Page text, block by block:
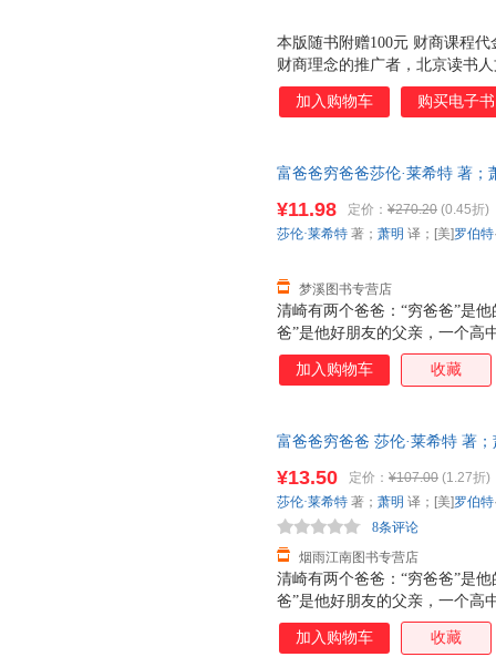
本版随书附赠100元 财商课程
财商理念的推广者，北京读书
面临两个难题。 一 是阅读的时
塔，一本书在读完两个星期后
便于理解和运用。 为了帮助读
财商教育课程。课程按照 学习
的测试与练习，以期能提升您
加入购物车 购买电子书
富爸爸穷爸爸莎伦·莱希特 著
清崎有两个爸爸：“穷爸爸”是
爸”是他好朋友的父亲，一个高
从“穷爸爸”为他设计的人生道
的人生初期。直到1977年，清
爸”截然不同的金钱观和财富观
¥11.98 定价： ¥270.20 (0.45折)
梦溪图书专营店
莎伦·莱希特 著； 萧明 译；[美]罗伯特
加入购物车 收藏
富爸爸穷爸爸 莎伦·莱希特 著
套，电子发票！
清崎有两个爸爸：“穷爸爸”是
爸”是他好朋友的父亲，一个高
从“穷爸爸”为他设计的人生道
的人生初期。直到1977年，清
¥13.50 定价： ¥107.00 (1.27折)
烟雨江南图书专营店
8条评论
莎伦·莱希特 著； 萧明 译；[美]罗伯特
加入购物车 收藏